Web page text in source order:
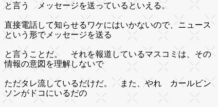
と言う メッセージを送っているといえる。
直接電話して知らせるワケにはいかないので、ニュース
という形でメッセージを送る
と言うことだ。 それを報道しているマスコミは、その
情報の意図を理解しないで
ただタレ流しているだけだ。 また、やれ カールビン
ソンがドコにいるだの